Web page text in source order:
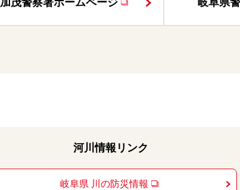
加茂警察署ホームページ 岐阜県
河川情報リンク
岐阜県 川の防災情報